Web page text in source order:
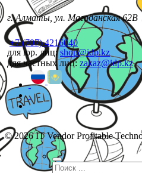
г. Алматы, ул. Магаданская 62В
+7 (707) 4216040
для юр. лиц:shop@idp.kz
для частных лиц:zakaz@idp.kz
© 2026 IT Vendor Profitable